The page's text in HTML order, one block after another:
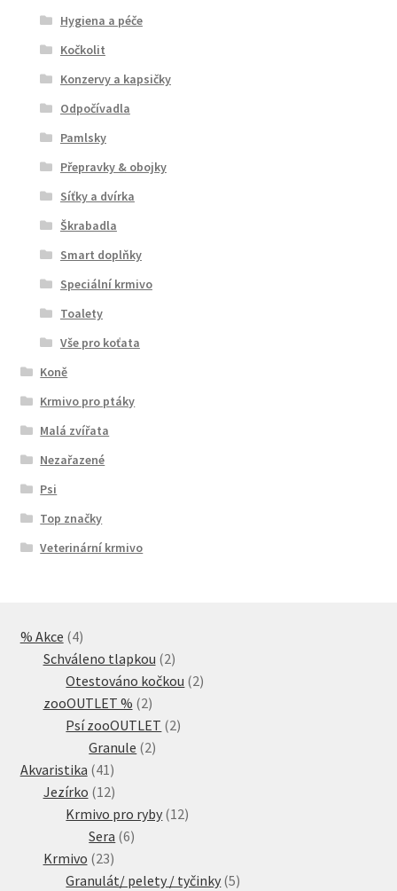
Hygiena a péče
Kočkolit
Konzervy a kapsičky
Odpočívadla
Pamlsky
Přepravky & obojky
Síťky a dvírka
Škrabadla
Smart doplňky
Speciální krmivo
Toalety
Vše pro koťata
Koně
Krmivo pro ptáky
Malá zvířata
Nezařazené
Psi
Top značky
Veterinární krmivo
% Akce 44
produkty
Schváleno tlapkou 22
produkty
Otestováno kočkou 22
zooOUTLET % 22
produkty
Psí zooOUTLET 22
Granule 22
Akvaristika 41 41
produktů
Jezírko 1212
produktů
Krmivo pro ryby 1212
Sera 66
Krmivo 2323
produktů
Granulát/ pelety / tyčinky 55